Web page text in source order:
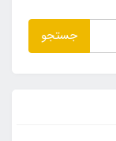
جستجو